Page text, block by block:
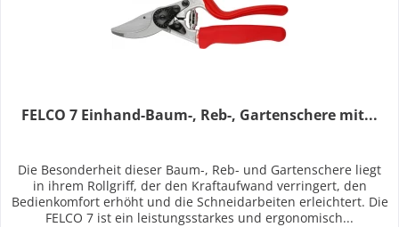
FELCO 7 Einhand-Baum-, Reb-, Gartenschere mit...
Die Besonderheit dieser Baum-, Reb- und Gartenschere liegt
in ihrem Rollgriff, der den Kraftaufwand verringert, den
Bedienkomfort erhöht und die Schneidarbeiten erleichtert. Die
FELCO 7 ist ein leistungsstarkes und ergonomisch...